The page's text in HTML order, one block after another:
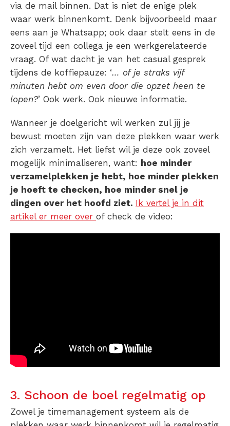
via de mail binnen. Dat is niet de enige plek
waar werk binnenkomt. Denk bijvoorbeeld maar
eens aan je Whatsapp; ook daar stelt eens in de
zoveel tijd een collega je een werkgerelateerde
vraag. Of wat dacht je van het casual gesprek
tijdens de koffiepauze: ‘… of je straks vijf
minuten hebt om even door die opzet heen te
lopen?’ Ook werk. Ook nieuwe informatie.
Wanneer je doelgericht wil werken zul jij je
bewust moeten zijn van deze plekken waar werk
zich verzamelt. Het liefst wil je deze ook zoveel
mogelijk minimaliseren, want: hoe minder
verzamelplekken je hebt, hoe minder plekken
je hoeft te checken, hoe minder snel je
dingen over het hoofd ziet. Ik vertel je in dit
artikel er meer over of check de video:
3. Schoon de boel regelmatig op
Zowel je timemanagement systeem als de